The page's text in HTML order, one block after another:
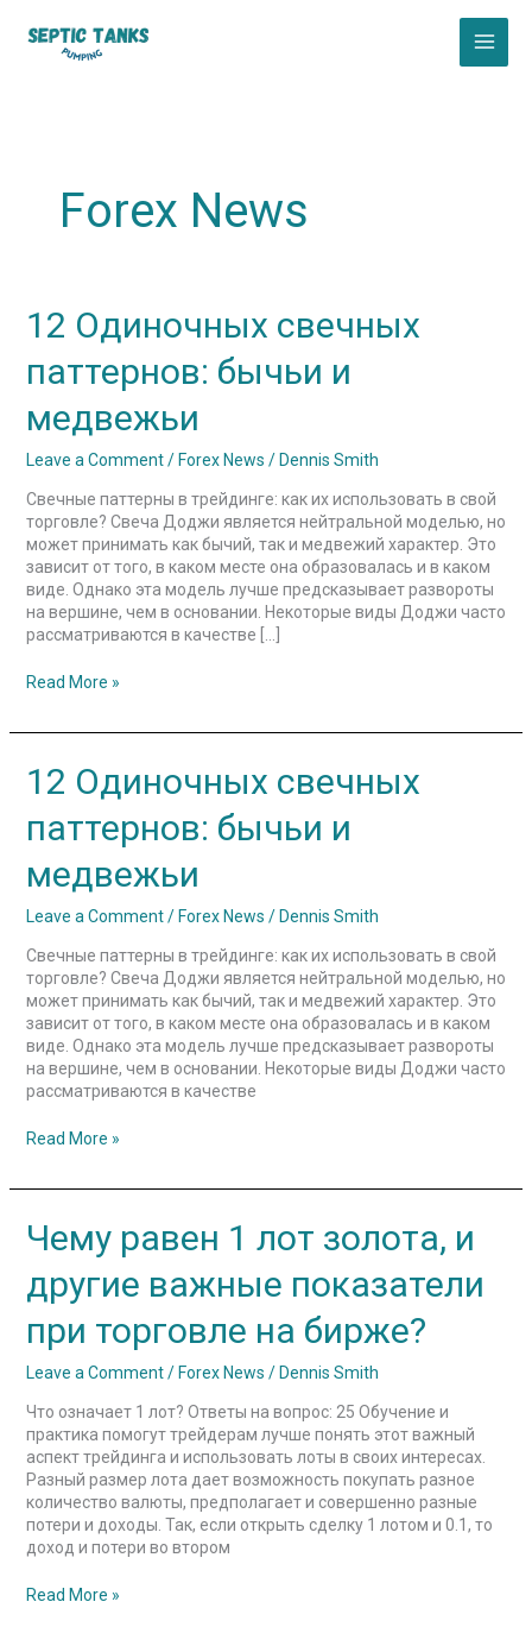
Forex News
12 Одиночных свечных
паттернов: бычьи и
медвежьи
Leave a Comment / Forex News / Dennis Smith
Свечные паттерны в трейдинге: как их использовать в свой
торговле? Свеча Доджи является нейтральной моделью, но
может принимать как бычий, так и медвежий характер. Это
зависит от того, в каком месте она образовалась и в каком
виде. Однако эта модель лучше предсказывает развороты
на вершине, чем в основании. Некоторые виды Доджи часто
рассматриваются в качестве […]
12
Одиночных
паттернов:
и
Read More »
12 Одиночных свечных
паттернов: бычьи и
медвежьи
Leave a Comment / Forex News / Dennis Smith
Свечные паттерны в трейдинге: как их использовать в свой
торговле? Свеча Доджи является нейтральной моделью, но
может принимать как бычий, так и медвежий характер. Это
зависит от того, в каком месте она образовалась и в каком
виде. Однако эта модель лучше предсказывает развороты
на вершине, чем в основании. Некоторые виды Доджи часто
рассматриваются в качестве
12
Одиночных
паттернов:
и
Read More »
Чему равен 1 лот золота, и
другие важные показатели
при торговле на бирже?
Leave a Comment / Forex News / Dennis Smith
Что означает 1 лот? Ответы на вопрос: 25 Обучение и
практика помогут трейдерам лучше понять этот важный
аспект трейдинга и использовать лоты в своих интересах.
Разный размер лота дает возможность покупать разное
количество валюты, предполагает и совершенно разные
потери и доходы. Так, если открыть сделку 1 лотом и 0.1, то
доход и потери во втором
Чему
равен
лот
важные
показатели
при
торговле
на
бирже?
Read More »